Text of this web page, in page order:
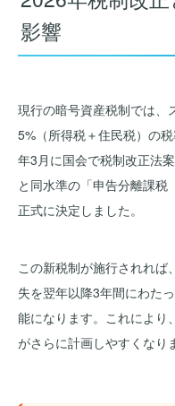
影響
現行の暗号資産税制では、
5%（所得税＋住民税）の
年3月に国会で税制改正法
と同水準の「申告分離課
正式に決定しました。
この新税制が施行されれば
失を翌年以降3年間にわた
能になります。これにより
がさらに計画しやすくなり